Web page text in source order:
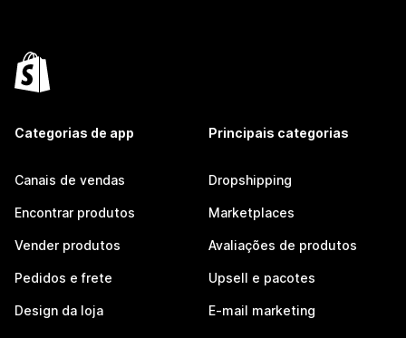
Categorias de app
Canais de vendas
Encontrar produtos
Vender produtos
Pedidos e frete
Design da loja
Principais categorias
Dropshipping
Marketplaces
Avaliações de produtos
Upsell e pacotes
E-mail marketing